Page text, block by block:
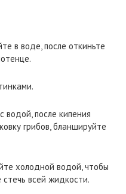
в воде, после откиньте
водой, после кипения
грибов, бланшируйте
холодной водой, чтобы
всей жидкости.